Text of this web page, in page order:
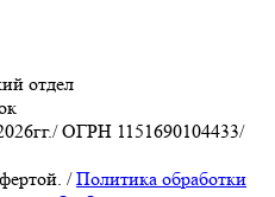
отдел
/ОГРН 1151690104433/
/ Политика обработки